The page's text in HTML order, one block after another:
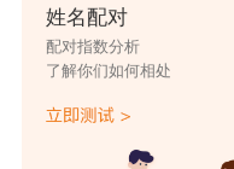
姓名配对
配对指数分析
了解你们如何相处